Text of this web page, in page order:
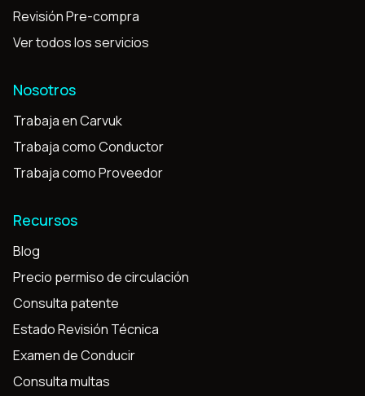
Revisión Pre-compra
Ver todos los servicios
Nosotros
Trabaja en Carvuk
Trabaja como Conductor
Trabaja como Proveedor
Recursos
Blog
Precio permiso de circulación
Consulta patente
Estado Revisión Técnica
Examen de Conducir
Consulta multas